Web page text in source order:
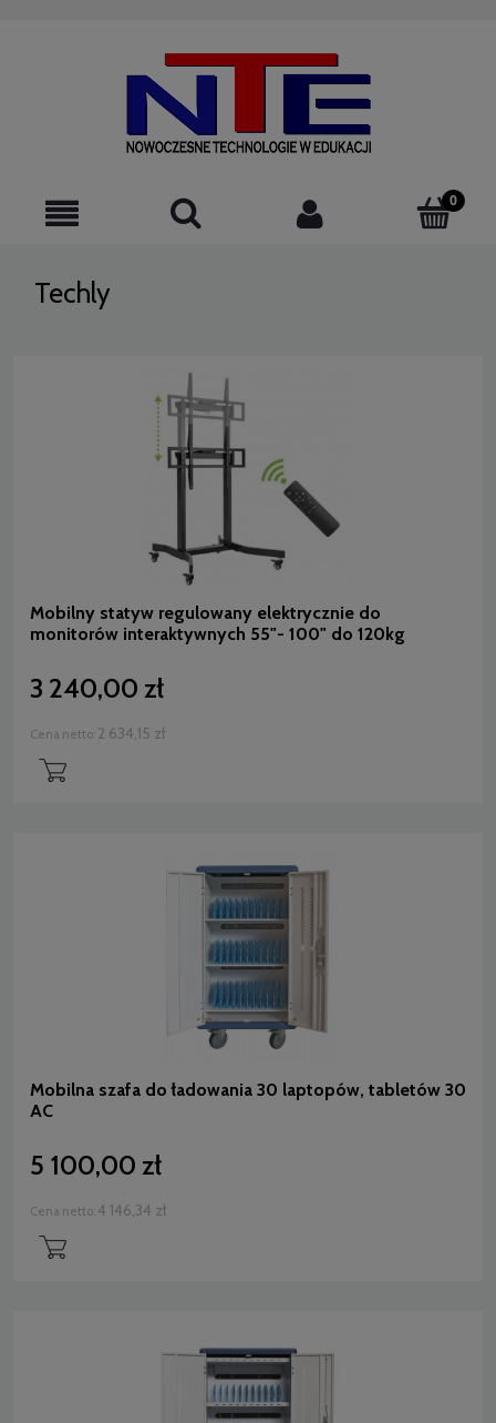
Techly
Mobilny statyw regulowany elektrycznie do
monitorów interaktywnych 55"- 100" do 120kg
3 240,00 zł
Cena netto: 2 634,15 zł
Mobilna szafa do ładowania 30 laptopów, tabletów 30
AC
5 100,00 zł
Cena netto: 4 146,34 zł